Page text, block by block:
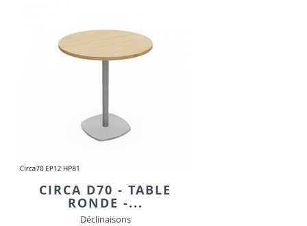
CIRCA D70 - TABLE
RONDE -...
Déclinaisons